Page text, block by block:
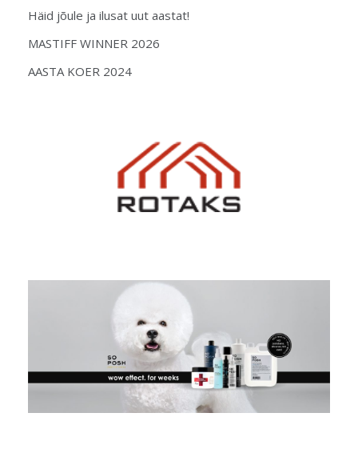
Häid jõule ja ilusat uut aastat!
MASTIFF WINNER 2026
AASTA KOER 2024